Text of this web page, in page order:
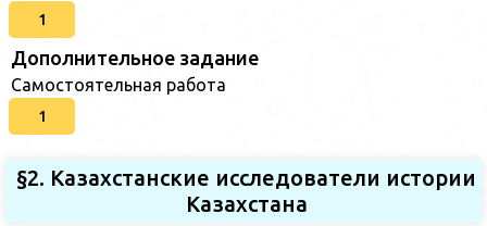
1
Дополнительное задание
Самостоятельная работа
1
§2. Казахстанские исследователи истории
Казахстана